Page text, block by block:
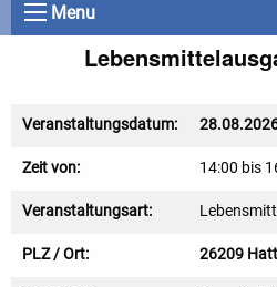
Menu
Veranstaltungsdatum:
Zeit von: 14:00 bis
Veranstaltungsart:
PLZ / Ort: 26209